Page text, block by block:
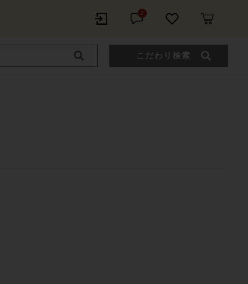
2
フランス イタリア スペイン
こだわり検索